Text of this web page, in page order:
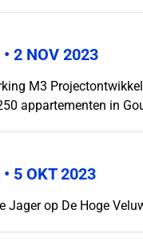
• 2 NOV 2023
M3
appartementen in
• 5 OKT 2023
Jager op De Hoge